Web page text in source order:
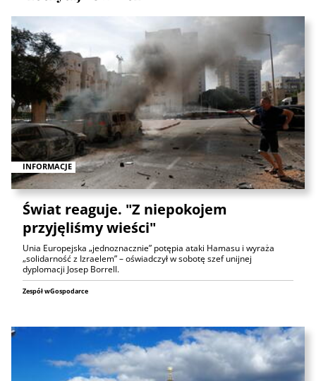
INFORMACJE
Świat reaguje. "Z niepokojem
przyjęliśmy wieści"
Unia Europejska „jednoznacznie” potępia ataki Hamasu i wyraża
„solidarność z Izraelem” – oświadczył w sobotę szef unijnej
dyplomacji Josep Borrell.
Zespół wGospodarce